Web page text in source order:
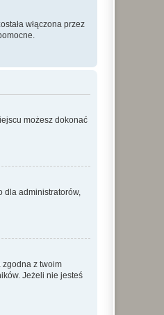
włączona przez
możesz dokonać
dla administratorów,
zgodna z twoim
Jeżeli nie jesteś